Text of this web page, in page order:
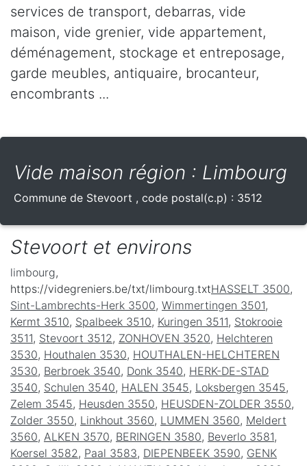
services de transport, debarras, vide
maison, vide grenier, vide appartement,
déménagement, stockage et entreposage,
garde meubles, antiquaire, brocanteur,
encombrants ...
Vide maison région : Limbourg
Commune de Stevoort , code postal(c.p) : 3512
Stevoort et environs
limbourg,
https://videgreniers.be/txt/limbourg.txtHASSELT 3500,
Sint-Lambrechts-Herk 3500, Wimmertingen 3501,
Kermt 3510, Spalbeek 3510, Kuringen 3511, Stokrooie
3511, Stevoort 3512 , ZONHOVEN 3520, Helchteren
3530, Houthalen 3530, HOUTHALEN-HELCHTEREN
3530, Berbroek 3540, Donk 3540, HERK-DE-STAD
3540, Schulen 3540, HALEN 3545, Loksbergen 3545,
Zelem 3545, Heusden 3550, HEUSDEN-ZOLDER 3550,
Zolder 3550, Linkhout 3560, LUMMEN 3560, Meldert
3560, ALKEN 3570, BERINGEN 3580, Beverlo 3581,
Koersel 3582 , Paal 3583, DIEPENBEEK 3590, GENK